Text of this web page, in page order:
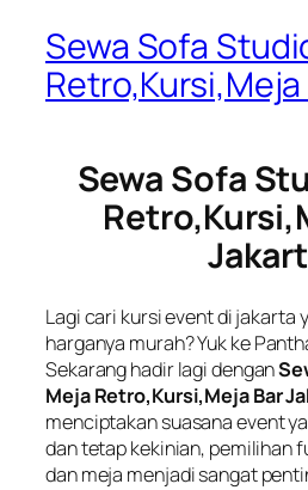
Sewa Sofa
Sewa Sofa
Lagi cari kursi event di jakarta
harganya murah? Yuk ke
Sekarang hadir lagi dengan
Meja Retro,Kursi,Meja Bar
menciptakan suasana event
dan tetap kekinian, pemilihan
dan meja menjadi sangat